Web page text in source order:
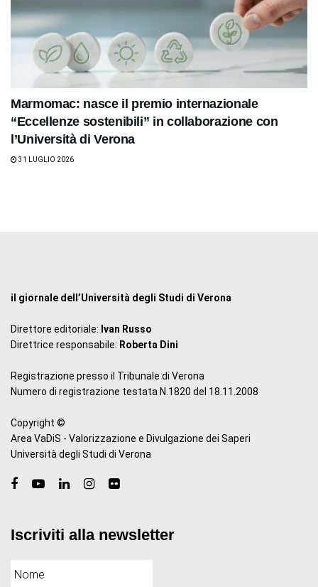
Marmomac: nasce il premio internazionale
“Eccellenze sostenibili” in collaborazione con
l’Università di Verona
31 LUGLIO 2026
il giornale dell’Università degli Studi di Verona
Direttore editoriale: Ivan Russo
Direttrice responsabile: Roberta Dini
Registrazione presso il Tribunale di Verona
Numero di registrazione testata N.1820 del 18.11.2008
Copyright ©
Area VaDiS - Valorizzazione e Divulgazione dei Saperi
Università degli Studi di Verona
Iscriviti alla newsletter